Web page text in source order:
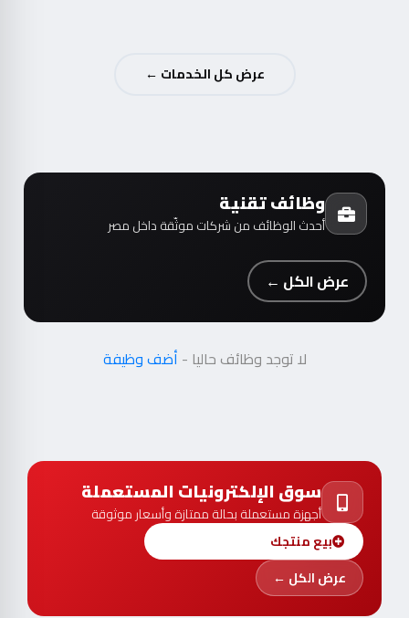
عرض كل الخدمات ←
وظائف تقنية
أحدث الوظائف من شركات موثّقة داخل مصر
عرض الكل ←
لا توجد وظائف حاليا - أضف وظيفة
سوق الإلكترونيات المستعملة
أجهزة مستعملة بحالة ممتازة وأسعار موثوقة
بيع منتجك
عرض الكل ←